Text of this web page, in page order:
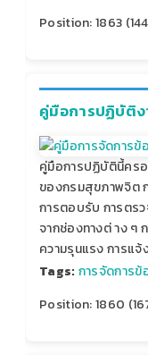
Position:1863 (144
คู่มือการปฏิบัติง
คู่มือการปฏิบัตินี้คร
ของกรมสุขภาพจิต
การตอบรับ การตร
จากช่องทางต่ าง ๆ
ความรุนแรง การแ
Tags: การจัดการข้
Position:1860 (